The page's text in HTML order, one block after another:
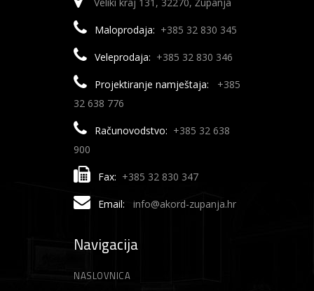
Maloprodaja: +385 32 830 345
Veleprodaja: +385 32 830 346
Projektiranje namještaja:
+385
32 638 776
Računovodstvo: +385 32 638
900
Fax: +385 32 830 347
Email: info@akord-zupanja.hr
Navigacija
NASLOVNICA